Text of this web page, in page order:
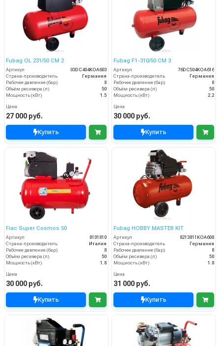
Fubag OL 231/50 CM 2
Артикул
03DC404KOA603
Страна-производитель
Германия
Рабочее давление (бар)
8
Объём ресивера (л)
50
Мощность (кВт)
1.5
Цена
27 000 руб.
Купить
Fubag F1-310/50 CM 3
Артикул
76DC504KOA616
Страна-производитель
Германия
Рабочее давление (бар)
8
Объём ресивера (л)
50
Мощность (кВт)
2.2
Цена
30 000 руб.
Купить
Fiac Super Cosmos 50
Артикул
8101810
Страна-производитель
Италия
Рабочее давление (бар)
8
Объём ресивера (л)
50
Мощность (кВт)
1.8
Цена
30 000 руб.
Купить
Fubag HOBBY MASTER KIT
Артикул
8213811KOA608
Страна-производитель
Германия
Рабочее давление (бар)
8
Объём ресивера (л)
50
Мощность (кВт)
1.8
Цена
31 000 руб.
Купить